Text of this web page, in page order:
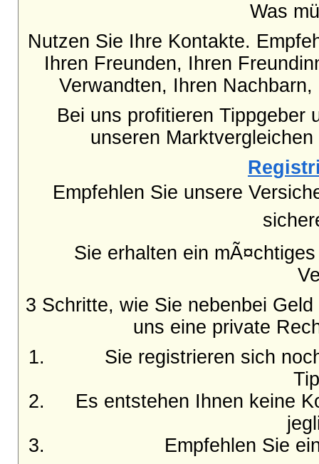
Was
Nutzen Sie Ihre Kontakte.
Ihren Freunden, Ihren
Verwandten, Ihren
Bei uns profitieren Tippgeber
unseren
Empfehlen Sie unsere
Sie erhalten ein
3 Schritte, wie Sie nebenbei
uns eine private
Sie registrieren sich
Es entstehen Ihnen keine
Empfehlen Sie